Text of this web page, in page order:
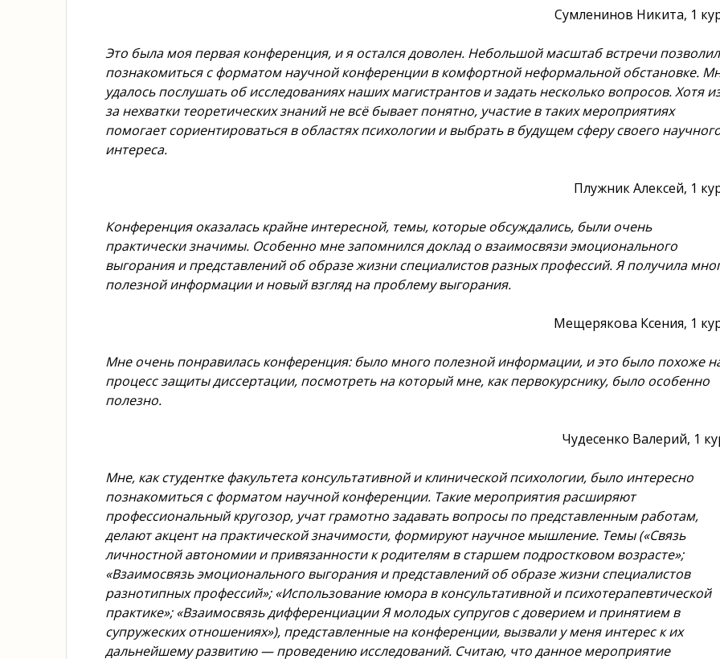
Сумленинов Никита, 1
Это была моя первая конференция, и я остался доволен. Небольшой масштаб встречи позволил
познакомиться с форматом научной конференции в комфортной неформальной обстановке.
удалось послушать об исследованиях наших магистрантов и задать несколько вопросов. Хотя
за нехватки теоретических знаний не всё бывает понятно, участие в таких мероприятиях
помогает сориентироваться в областях психологии и выбрать в будущем сферу своего
интереса.
Плужник Алексей, 1
Конференция оказалась крайне интересной, темы, которые обсуждались, были очень
практически значимы. Особенно мне запомнился доклад о взаимосвязи эмоционального
выгорания и представлений об образе жизни специалистов разных профессий. Я получила
полезной информации и новый взгляд на проблему выгорания.
Мещерякова Ксения, 1
Мне очень понравилась конференция: было много полезной информации, и это было похоже
процесс защиты диссертации, посмотреть на который мне, как первокурснику, было особенно
полезно.
Чудесенко Валерий, 1
Мне, как студентке факультета консультативной и клинической психологии, было интересно
познакомиться с форматом научной конференции. Такие мероприятия расширяют
профессиональный кругозор, учат грамотно задавать вопросы по представленным работам,
делают акцент на практической значимости, формируют научное мышление. Темы («Связь
личностной автономии и привязанности к родителям в старшем подростковом возрасте»;
«Взаимосвязь эмоционального выгорания и представлений об образе жизни специалистов
разнотипных профессий»; «Использование юмора в консультативной и психотерапевтической
практике»; «Взаимосвязь дифференциации Я молодых супругов с доверием и принятием в
супружеских отношениях»), представленные на конференции, вызвали у меня интерес к их
дальнейшему развитию — проведению исследований. Считаю, что данное мероприятие